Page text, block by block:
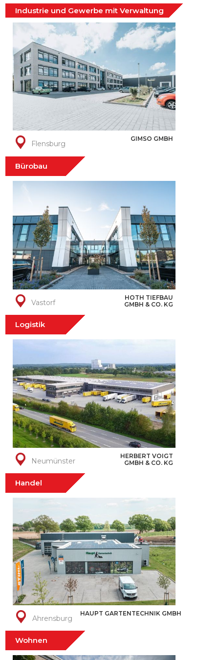
Industrie und Gewerbe mit Verwaltung
Flensburg
GIMSO GMBH
Bürobau
Vastorf
HOTH TIEFBAU
GMBH & CO. KG
Logistik
Neumünster
HERBERT VOIGT
GMBH & CO. KG
Handel
Ahrensburg
HAUPT GARTENTECHNIK GMBH
Wohnen